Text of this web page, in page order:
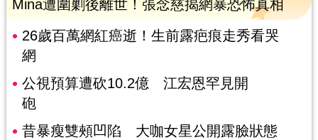
Mina遭圍剿後離世！張念慈揭網暴恐怖真相
26歲百萬網紅癌逝！生前露疤痕走秀看哭
網
公視預算遭砍10.2億 江宏恩罕見開
砲
昔暴瘦雙頰凹陷 大咖女星公開露臉狀態